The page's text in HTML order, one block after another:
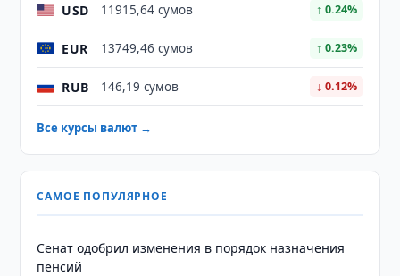
USD 11915,64 сумов ↑ 0.24%
EUR 13749,46 сумов ↑ 0.23%
RUB 146,19 сумов ↓ 0.12%
Все курсы валют →
САМОЕ ПОПУЛЯРНОЕ
Сенат одобрил изменения в порядок назначения
пенсий